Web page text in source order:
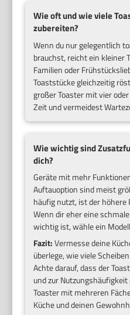
Wie oft und wie viele
zubereiten?
Wenn du nur gelegentlich
brauchst, reicht ein kleiner
Familien oder
Toaststücke gleichzeitig
großer Toaster mit vier
Zeit und vermeidest
Wie wichtig sind
dich?
Geräte mit mehr
Auftauoption sind meist
häufig nutzt, ist der
Wenn dir eher eine
wichtig ist, wähle ein
Fazit:Vermesse deine
überlege, wie viele
Achte darauf, dass der
und zur
Toaster mit mehreren
Küche und deinen